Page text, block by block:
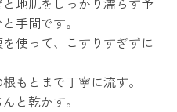
手間です。
使って、こすりすぎずに
もとまで丁寧に流す。
と乾かす。